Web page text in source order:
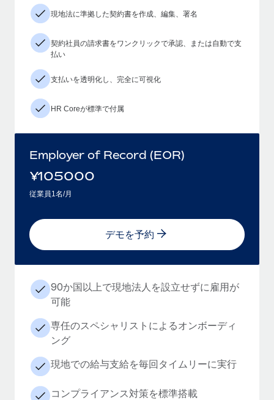
現地法に準拠した契約書を作成、編集、署名
契約社員の請求書をワンクリックで承認、または自動で支
払い
支払いを透明化し、完全に可視化
HR Coreが標準で付属
Employer of Record (EOR)
¥105000
従業員1名/月
デモを予約
90か国以上で現地法人を設立せずに雇用が
可能
専任のスペシャリストによるオンボーディ
ング
現地での給与支給を毎回タイムリーに実行
コンプライアンス対策を標準搭載